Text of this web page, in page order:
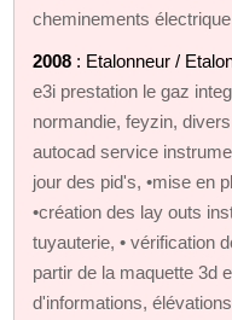
cheminements
2008 : Etalonneur /
e3i prestation le gaz
normandie, feyzin,
autocad service
jour des pid's, •mise en
•création des lay outs
tuyauterie, • vérification
partir de la maquette 3d
d'informations,